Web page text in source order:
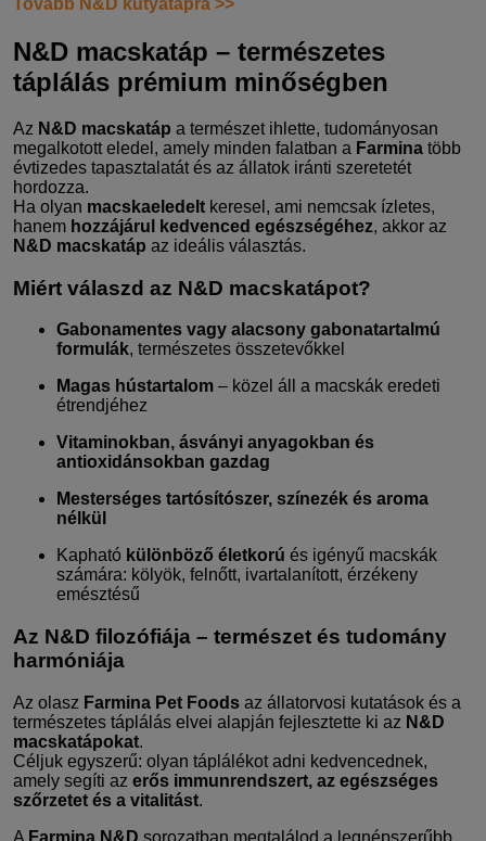
N&D macskatáp – természetes
táplálás prémium minőségben
Az N&D macskatáp a természet ihlette, tudományosan
megalkotott eledel, amely minden falatban a Farmina több
évtizedes tapasztalatát és az állatok iránti szeretetét
hordozza.
Ha olyan macskaeledelt keresel, ami nemcsak ízletes,
hanem hozzájárul kedvenced egészségéhez, akkor az
N&D macskatáp az ideális választás.
Miért válaszd az N&D macskatápot?
Gabonamentes vagy alacsony gabonatartalmú
formulák, természetes összetevőkkel
Magas hústartalom – közel áll a macskák eredeti
étrendjéhez
Vitaminokban, ásványi anyagokban és
antioxidánsokban gazdag
Mesterséges tartósítószer, színezék és aroma
nélkül
Kapható különböző életkorú és igényű macskák
számára: kölyök, felnőtt, ivartalanított, érzékeny
emésztésű
Az N&D filozófiája – természet és tudomány
harmóniája
Az olasz Farmina Pet Foods az állatorvosi kutatások és a
természetes táplálás elvei alapján fejlesztette ki az N&D
macskatápokat.
Céljuk egyszerű: olyan táplálékot adni kedvencednek,
amely segíti az erős immunrendszert, az egészséges
szőrzetet és a vitalitást.
A Farmina N&D sorozatban megtalálod a legnépszerűbb